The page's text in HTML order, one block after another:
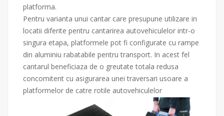
platforma.
Pentru varianta unui cantar care presupune utilizare in
locatii diferite pentru cantarirea autovehiculelor intr-o
singura etapa, platformele pot fi configurate cu rampe
din aluminiu rabatabile pentru transport. In acest fel
cantarul beneficiaza de o greutate totala redusa
concomitent cu asigurarea unei traversari usoare a
platformelor de catre rotile autovehiculelor